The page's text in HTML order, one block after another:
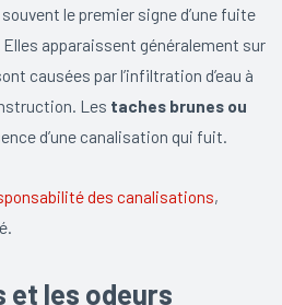
le premier signe d’une fuite
Elles apparaissent généralement sur
causées par l’infiltration d’eau à
Les taches brunes ou
d’une canalisation qui fuit.
des canalisations,
et les odeurs